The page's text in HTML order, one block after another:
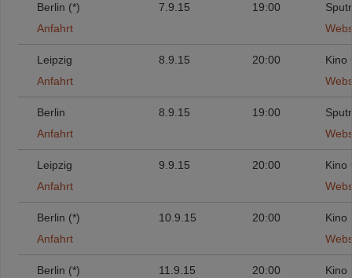
Berlin (*)
Anfahrt
7.9.15 19:00
Leipzig
Anfahrt
8.9.15 20:00
Kino
Berlin
Anfahrt
8.9.15 19:00
Leipzig
Anfahrt
9.9.15 20:00
Kino
Berlin (*)
Anfahrt
10.9.15 20:00
Kino
Berlin (*)
11.9.15 20:00
Kino